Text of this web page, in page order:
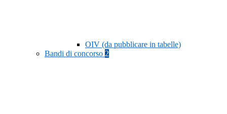
OIV (da pubblicare in tabelle)
Bandi di concorso 2